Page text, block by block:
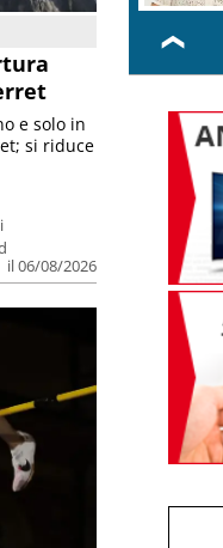
il 06/08/2026
e solo in
si riduce
❮